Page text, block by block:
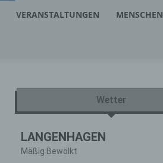
VERANSTALTUNGEN MENSCHEN
Wetter
LANGENHAGEN
Mäßig Bewölkt